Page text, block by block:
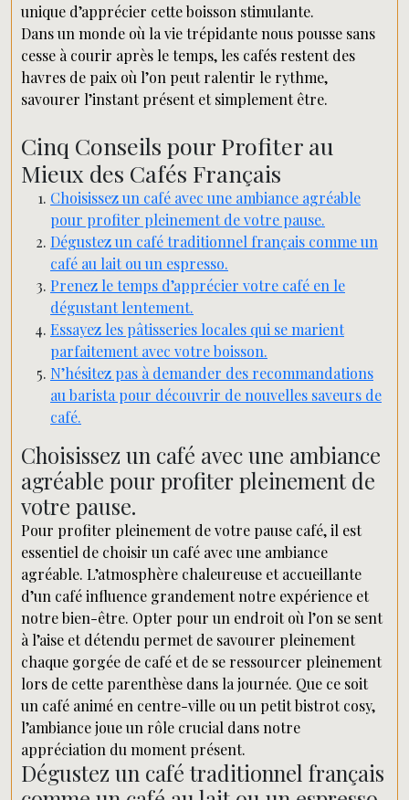
unique d’apprécier cette boisson stimulante.
Dans un monde où la vie trépidante nous pousse sans
cesse à courir après le temps, les cafés restent des
havres de paix où l’on peut ralentir le rythme,
savourer l’instant présent et simplement être.
Cinq Conseils pour Profiter au
Mieux des Cafés Français
Choisissez un café avec une ambiance agréable
pour profiter pleinement de votre pause.
Dégustez un café traditionnel français comme un
café au lait ou un espresso.
Prenez le temps d’apprécier votre café en le
dégustant lentement.
Essayez les pâtisseries locales qui se marient
parfaitement avec votre boisson.
N’hésitez pas à demander des recommandations
au barista pour découvrir de nouvelles saveurs de
café.
Choisissez un café avec une ambiance
agréable pour profiter pleinement de
votre pause.
Pour profiter pleinement de votre pause café, il est
essentiel de choisir un café avec une ambiance
agréable. L’atmosphère chaleureuse et accueillante
d’un café influence grandement notre expérience et
notre bien-être. Opter pour un endroit où l’on se sent
à l’aise et détendu permet de savourer pleinement
chaque gorgée de café et de se ressourcer pleinement
lors de cette parenthèse dans la journée. Que ce soit
un café animé en centre-ville ou un petit bistrot cosy,
l’ambiance joue un rôle crucial dans notre
appréciation du moment présent.
Dégustez un café traditionnel français